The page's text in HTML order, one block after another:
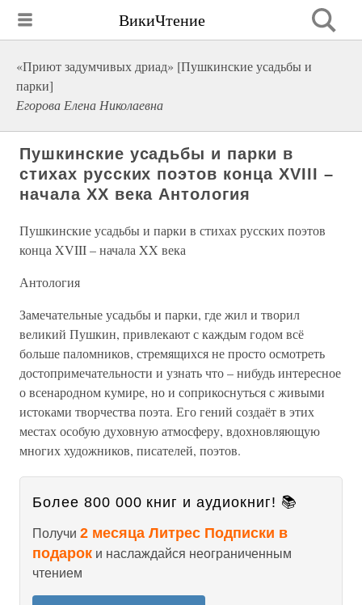
ВикиЧтение
«Приют задумчивых дриад» [Пушкинские усадьбы и
парки]
Егорова Елена Николаевна
Пушкинские усадьбы и парки в
стихах русских поэтов конца XVIII –
начала XX века Антология
Пушкинские усадьбы и парки в стихах русских поэтов
конца XVIII – начала XX века
Антология
Замечательные усадьбы и парки, где жил и творил
великий Пушкин, привлекают с каждым годом всё
больше паломников, стремящихся не просто осмотреть
достопримечательности и узнать что – нибудь интересное
о всенародном кумире, но и соприкоснуться с живыми
истоками творчества поэта. Его гений создаёт в этих
местах особую духовную атмосферу, вдохновляющую
многих художников, писателей, поэтов.
Более 800 000 книг и аудиокниг! 📚
Получи 2 месяца Литрес Подписки в
подарок и наслаждайся неограниченным
чтением